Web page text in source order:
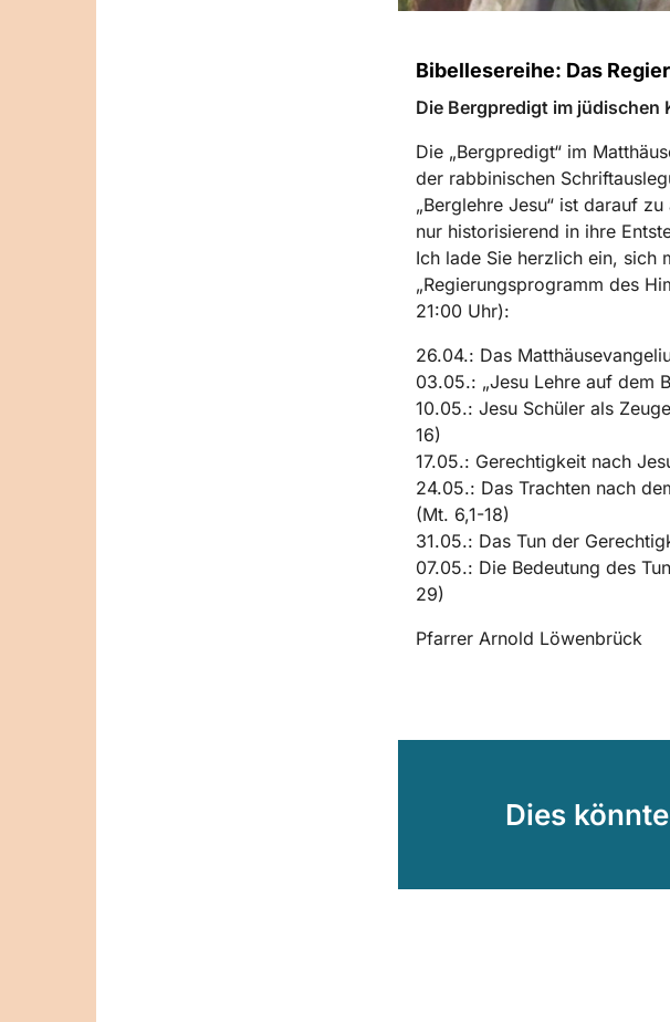
Bibellesereihe: Das
Die Bergpredigt im jüdischen
Die „Bergpredigt“ im
der rabbinischen
„Berglehre Jesu“ ist darauf
nur historisierend in ihre
Ich lade Sie herzlich ein, sich
„Regierungsprogramm des
21:00 Uhr):
26.04.: Das
03.05.: „Jesu Lehre auf dem
10.05.: Jesu Schüler als
16)
17.05.: Gerechtigkeit nach
24.05.: Das Trachten nach
(Mt. 6,1-18)
31.05.: Das Tun der
07.05.: Die Bedeutung des
29)
Pfarrer Arnold Löwenbrück
Dies